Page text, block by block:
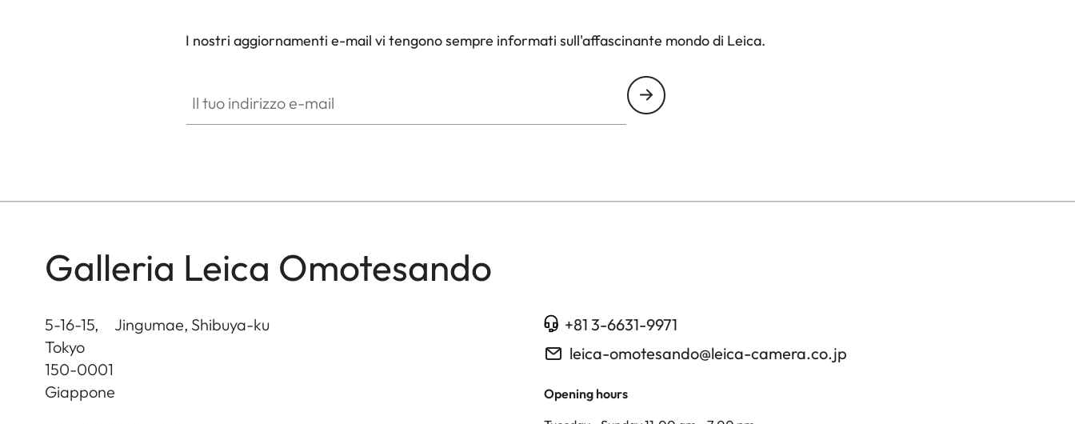
I nostri aggiornamenti e-mail vi tengono sempre informati sull'affascinante mondo di Leica.
Galleria Leica Omotesando
5-16-15, Jingumae, Shibuya-ku
Tokyo
150-0001
Giappone
+81 3-6631-9971
leica-omotesando@leica-camera.co.jp
Opening hours